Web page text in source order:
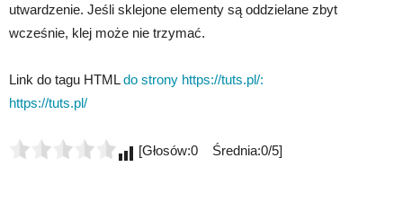
utwardzenie. Jeśli sklejone elementy są oddzielane zbyt
wcześnie, klej może nie trzymać.
Link do tagu HTMLdo strony https://tuts.pl/:
https://tuts.pl/
[Głosów:0 Średnia:0/5]